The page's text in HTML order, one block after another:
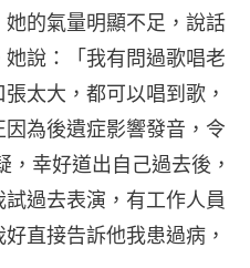
的氣量明顯不足，說話
說：「我有問過歌唱老
太大，都可以唱到歌，
為後遺症影響發音，令
幸好道出自己過去後，
過去表演，有工作人員
直接告訴他我患過病，